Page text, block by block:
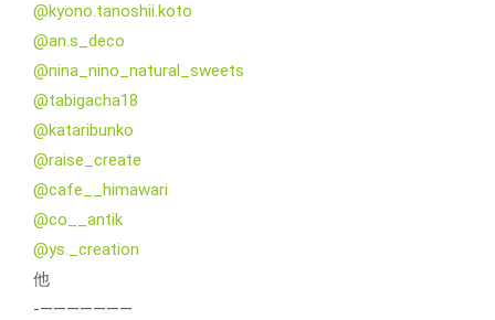
@kyono.tanoshii.koto
@an.s_deco
@nina_nino_natural_sweets
@tabigacha18
@kataribunko
@raise_create
@cafe__himawari
@co__antik
@ys._creation
他
-———————